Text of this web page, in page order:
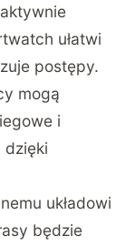
ułatwi
postępy.
mogą
i
dzięki
układowi
będzie